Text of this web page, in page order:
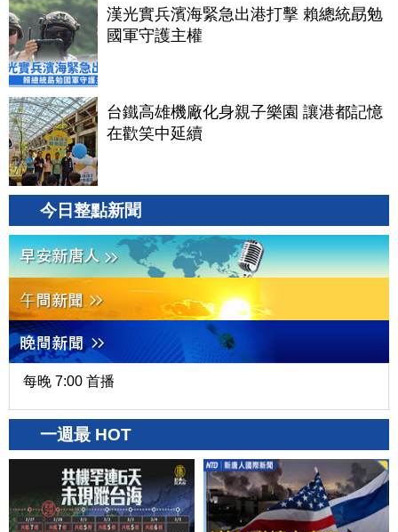
漢光實兵濱海緊急出港打擊 賴總統勗勉
國軍守護主權
台鐵高雄機廠化身親子樂園 讓港都記憶
在歡笑中延續
今日整點新聞
每晚 7:00 首播
一週最 HOT